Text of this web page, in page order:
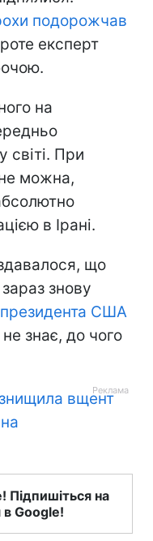
подорожчав
експерт
на
світі. При
можна,
в Ірані.
що
знову
президента США
не знає, до чого
вщент
Підпишіться на
в Google!